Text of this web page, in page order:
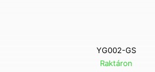
MATT
arany
YG002-GS
Raktáron